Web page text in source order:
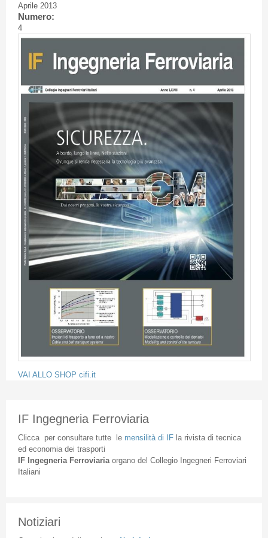
Aprile 2013
Numero:
4
VAI ALLO SHOP cifi.it
IF Ingegneria Ferroviaria
Cliccaper consultare tuttele mensilità di IFla rivista di tecnica
ed economia dei trasporti
IF Ingegneria Ferroviaria organodel Collegio Ingegneri Ferroviari
Italiani
Notiziari